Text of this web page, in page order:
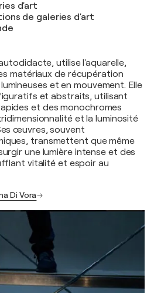
d'art
de galeries d'art
utilise l'aquarelle,
matériaux de récupération
et en mouvement. Elle
et abstraits, utilisant
et des monochromes
et la luminosité
œuvres, souvent
transmettent que même
une lumière intense et des
vitalité et espoir au
Di Vora